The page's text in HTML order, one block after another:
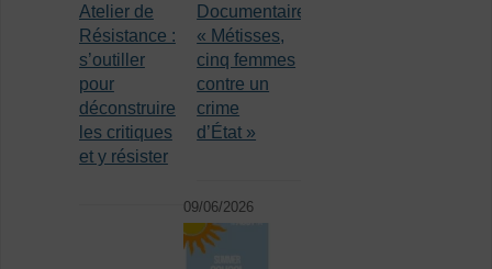
Atelier de
Résistance :
s’outiller
pour
déconstruire
les critiques
et y résister
Documentaire
« Métisses,
cinq femmes
contre un
crime
d’État »
09/06/2026